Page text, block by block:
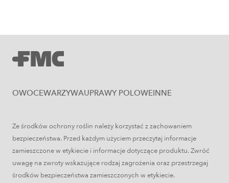
Zboża jare – najważniejsze informacje
OWOCEWARZYWAUPRAWY POLOWEINNE
Ze środków ochrony roślin należy korzystać z zachowaniem
bezpieczeństwa. Przed każdym użyciem przeczytaj informacje
zamieszczone w etykiecie i informacje dotyczące produktu. Zwróć
uwagę na zwroty wskazujące rodzaj zagrożenia oraz przestrzegaj
środków bezpieczeństwa zamieszczonych w etykiecie.